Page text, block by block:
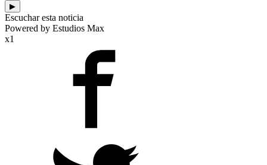
▶
Escuchar esta noticia
Powered by Estudios Max
x1